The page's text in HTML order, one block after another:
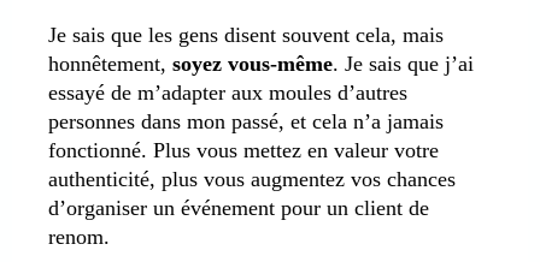
Je sais que les gens disent souvent cela, mais
honnêtement, soyez vous-même. Je sais que j’ai
essayé de m’adapter aux moules d’autres
personnes dans mon passé, et cela n’a jamais
fonctionné. Plus vous mettez en valeur votre
authenticité, plus vous augmentez vos chances
d’organiser un événement pour un client de
renom.